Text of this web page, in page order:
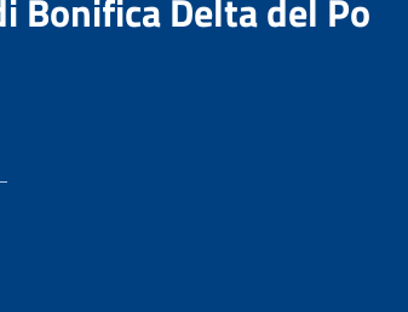
Bonifica Delta del Po